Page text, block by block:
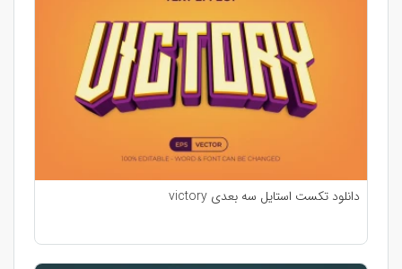
دانلود تکست استایل سه بعدی victory